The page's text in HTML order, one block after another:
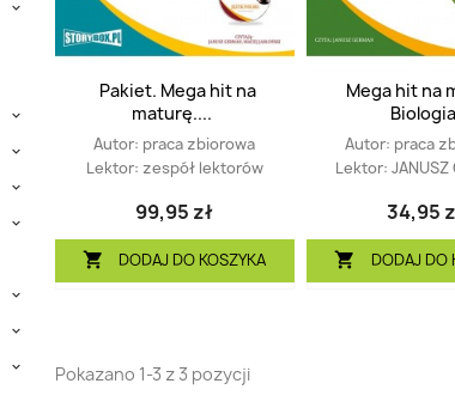








Pakiet. Mega hit na
maturę....
Autor: praca zbiorowa
Lektor: zespół lektorów
99,95 zł
 DODAJ DO KOSZYKA
Mega hit na
Biologia
Autor: praca
Lektor: JANUSZ
34,95
 DODAJ DO
Pokazano 1-3 z 3 pozycji